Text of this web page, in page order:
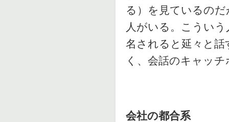
る）を見ているの
人がいる。こうい
名されると延々と
く、会話のキャッ
会社の都合系